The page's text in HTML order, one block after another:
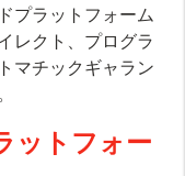
プラットフォーム
レクト、プログラ
マチックギャラン
ットフォー